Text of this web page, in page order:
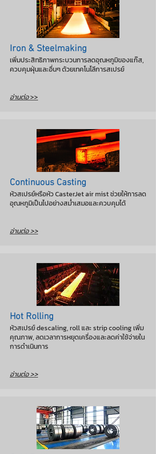
Iron & Steelmaking
เพิ่มประสิทธิภาพกระบวนการลดอุณหภูมิของแก๊ส,
ควบคุมฝุ่นและอื่นๆ ด้วยเทคโนโลีการสเปรย์
อ่านต่อ>>
Continuous Casting
หัวสเปรย์หรือหัว CasterJet air mist ช่วยให้การลด
อุณหภูมิเป็นไปอย่างสม่ำเสมอและควบคุมได้
อ่านต่อ >>
Hot Rolling
หัวสเปรย์ descaling, roll และ strip cooling เพิ่ม
คุณภาพ, ลดเวลาการหยุดเครื่องและลดค่าใช้จ่ายใน
การดำเนินการ
อ่านต่อ >>